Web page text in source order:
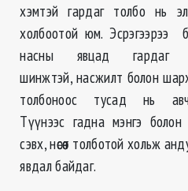
хэмтэй гардаг толбо нь
холбоотой юм. Эсрэгээрээ
насны явцад
шинжтэй, насжилт болон
толбоноос тусад нь
Түүнээс гадна мэнгэ болон
сэвх, нөсөөт толботой хольж
явдал байдаг.